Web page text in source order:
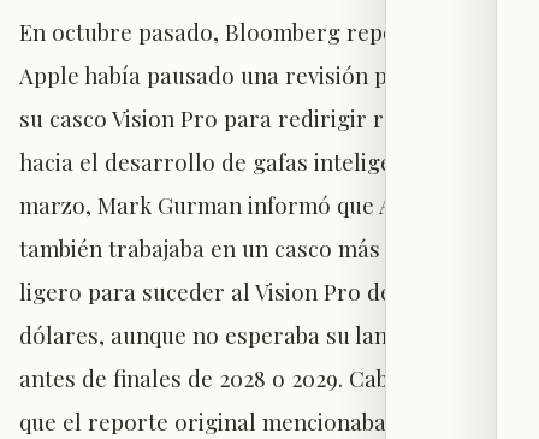
En octubre pasado, Bloomberg reportó que
Apple había pausado una revisión planeada de
su casco Vision Pro para redirigir recursos
hacia el desarrollo de gafas inteligentes. En
marzo, Mark Gurman informó que Apple
también trabajaba en un casco más delgado y
ligero para suceder al Vision Pro de 3.499
dólares, aunque no esperaba su lanzamiento
antes de finales de 2028 o 2029. Cabe destacar
que el reporte original mencionaba una pausa,